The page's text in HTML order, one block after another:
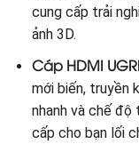
cung cấp trải
ảnh 3D.
Cáp HDMI
mới biến, truyền
nhanh và chế
cấp cho bạn lối